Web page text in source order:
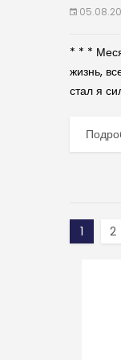
* * *
жизнь,
стал я
1 2